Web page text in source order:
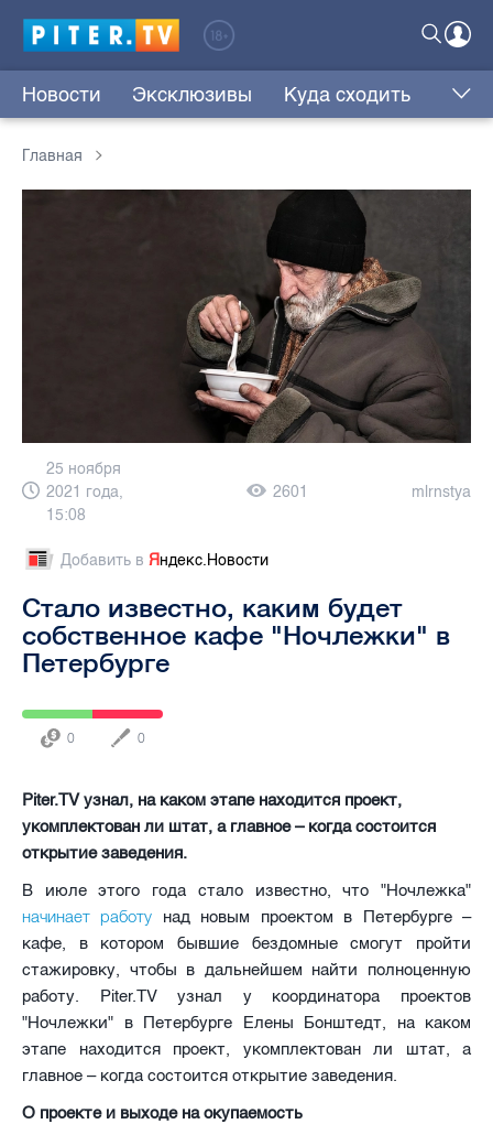
Новости Эксклюзивы Куда сходить
Главная
25 ноября
2021 года,
15:08
2601 mlrnstya
Добавить в Яндекс.Новости
Стало известно, каким будет
собственное кафе "Ночлежки" в
Петербурге
0 0
Piter.TV узнал, на каком этапе находится проект,
укомплектован ли штат, а главное – когда состоится
открытие заведения.
В июле этого года стало известно, что "Ночлежка"
начинает работу над новым проектом в Петербурге –
кафе, в котором бывшие бездомные смогут пройти
стажировку, чтобы в дальнейшем найти полноценную
работу. Piter.TV узнал у координатора проектов
"Ночлежки" в Петербурге Елены Бонштедт, на каком
этапе находится проект, укомплектован ли штат, а
главное – когда состоится открытие заведения.
О проекте и выходе на окупаемость